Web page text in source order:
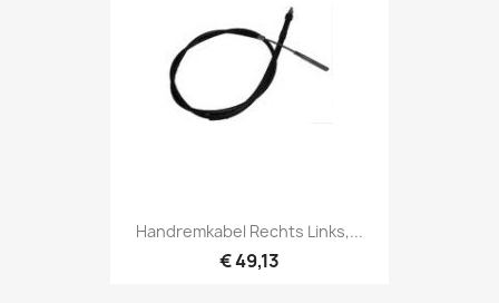
Handremkabel Rechts Links,...
€ 49,13